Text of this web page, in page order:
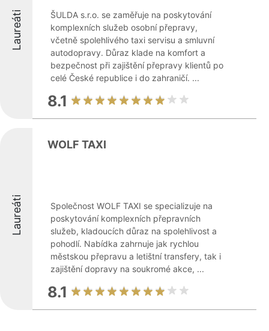
Laureáti
ŠULDA s.r.o. se zaměřuje na poskytování
komplexních služeb osobní přepravy,
včetně spolehlivého taxi servisu a smluvní
autodopravy. Důraz klade na komfort a
bezpečnost při zajištění přepravy klientů po
celé České republice i do zahraničí. ...
8.1
Laureáti
WOLF TAXI
Společnost WOLF TAXI se specializuje na
poskytování komplexních přepravních
služeb, kladoucích důraz na spolehlivost a
pohodlí. Nabídka zahrnuje jak rychlou
městskou přepravu a letištní transfery, tak i
zajištění dopravy na soukromé akce, ...
8.1